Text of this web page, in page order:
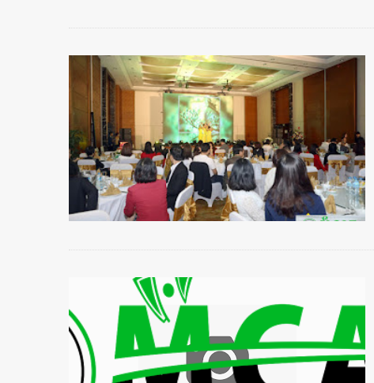
Sự kiện Bắc Ninh –
Tổ Chức Tiệc Cuối NămĐối với mỗi doanh nghiệp, tổ chức